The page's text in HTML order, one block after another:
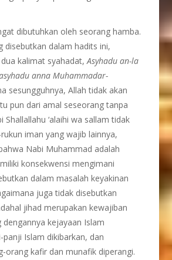
dibutuhkan oleh seorang hamba.
disebutkan dalam hadits ini,
kalimat syahadat,Asyhadu an-la
anna Muhammadar-
sesungguhnya, Allah tidak akan
pun dari amal seseorang tanpa
Shallallahu ‘alaihi wa sallam tidak
iman yang wajib lainnya,
Nabi Muhammad adalah
konsekwensi mengimani
dalam masalah keyakinan
juga tidak disebutkan
jihad merupakan kewajiban
dengannya kejayaan Islam
panji Islam dikibarkan, dan
orang kafir dan munafik diperangi.